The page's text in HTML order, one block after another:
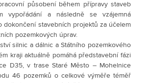
působení během přípravy staveb
vypořádání a následně se vzájemná
dokončení stavebních projektů za účelem
pozemkových úprav.
silnic a dálnic a Státního pozemkového
kraji aktuálně pomáhá představební fázi
D35, v trase Staré Město – Mohelnice
46 pozemků o celkové výměře téměř